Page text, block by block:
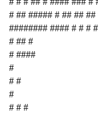
# ## ##### # ## ##
######## #### # # #
# ## #
# ####
#
# #
#
# # #